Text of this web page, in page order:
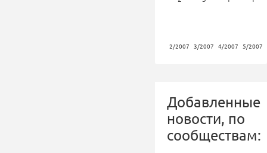
2/2007 3/2007 4/2007 5/2007
Добавленные
новости, по
сообществам: